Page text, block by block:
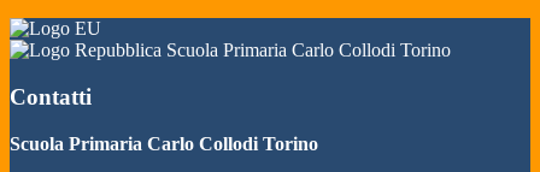
Scuola Primaria Carlo Collodi Torino
Contatti
Scuola Primaria Carlo Collodi Torino